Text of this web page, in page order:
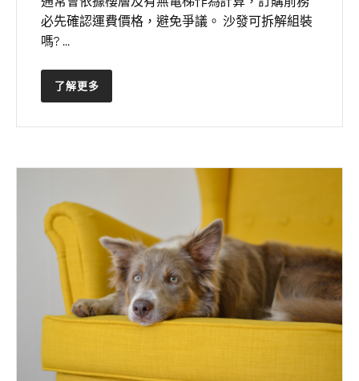
必先確認運費價格，避免爭議。 沙發可拆解組裝
嗎? ...
了解更多